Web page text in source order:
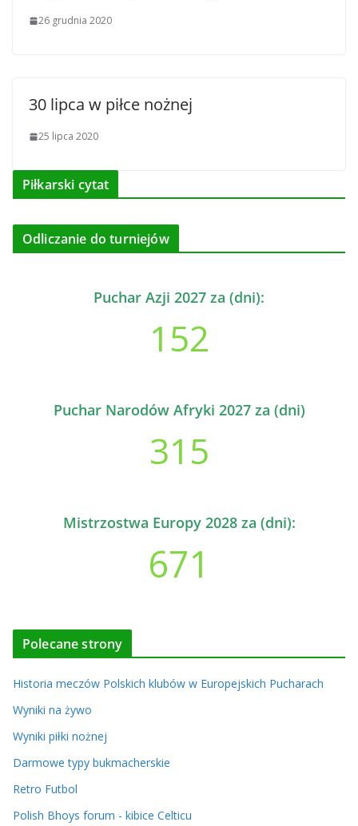
26 grudnia 2020
30 lipca w piłce nożnej
25 lipca 2020
Piłkarski cytat
Odliczanie do turniejów
Puchar Azji 2027 za (dni):
152
Puchar Narodów Afryki 2027 za (dni)
315
Mistrzostwa Europy 2028 za (dni):
671
Polecane strony
Historia meczów Polskich klubów w Europejskich Pucharach
Wyniki na żywo
Wyniki piłki nożnej
Darmowe typy bukmacherskie
Retro Futbol
Polish Bhoys forum - kibice Celticu